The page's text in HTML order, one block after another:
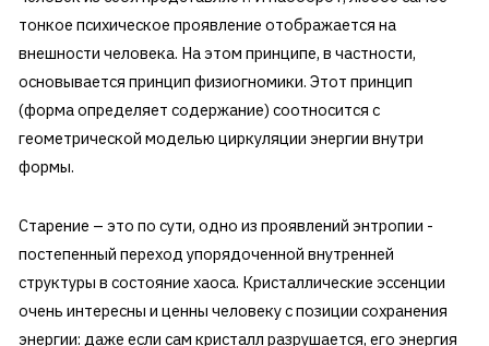
тонкое психическое проявление отображается на
внешности человека. На этом принципе, в частности,
основывается принцип физиогномики. Этот принцип
(форма определяет содержание) соотносится с
геометрической моделью циркуляции энергии внутри
формы.
Старение – это по сути, одно из проявлений энтропии -
постепенный переход упорядоченной внутренней
структуры в состояние хаоса. Кристаллические эссенции
очень интересны и ценны человеку с позиции сохранения
энергии: даже если сам кристалл разрушается, его энергия